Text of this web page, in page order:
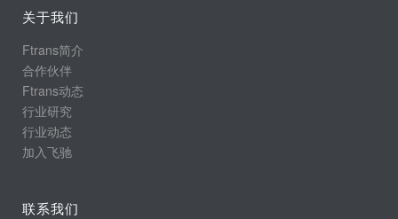
关于我们
Ftrans简介
合作伙伴
Ftrans动态
行业研究
行业动态
加入飞驰
联系我们